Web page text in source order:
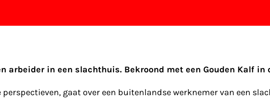
arbeider in een slachthuis. Bekroond met een Gouden Kalf in
gaat over een buitenlandse werknemer van een